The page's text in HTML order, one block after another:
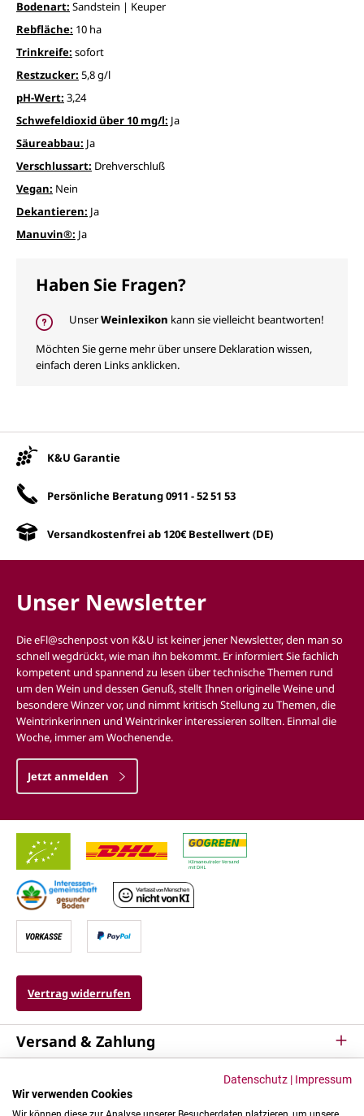
Bodenart: Sandstein | Keuper
Rebfläche: 10 ha
Trinkreife: sofort
Restzucker: 5,8 g/l
pH-Wert: 3,24
Schwefeldioxid über 10 mg/l: Ja
Säureabbau: Ja
Verschlussart: Drehverschluß
Vegan: Nein
Dekantieren: Ja
Manuvin®: Ja
Haben Sie Fragen?
UnserWeinlexikon kann sie vielleicht beantworten!
Möchten Sie gerne mehr über unsere Deklaration wissen,
einfach deren Links anklicken.
K&U Garantie
Persönliche Beratung0911 - 52 51 53
Versandkostenfrei ab 120€ Bestellwert (DE)
Unser Newsletter
Die eFl@schenpost von K&U ist keiner jener Newsletter, den man so
schnell wegdrückt, wie man ihn bekommt. Er informiert Sie fachlich
kompetent und spannend zu lesen über technische Themen rund
um den Wein und dessen Genuß, stellt Ihnen originelle Weine und
besondere Winzer vor, und nimmt kritisch Stellung zu Themen, die
Weintrinkerinnen und Weintrinker interessieren sollten. Einmal die
Woche, immer am Wochenende.
Jetzt anmelden
Vertrag widerrufen
Versand & Zahlung
Kontakt & Mehr
Datenschutz | Impressum
Wir verwenden Cookies